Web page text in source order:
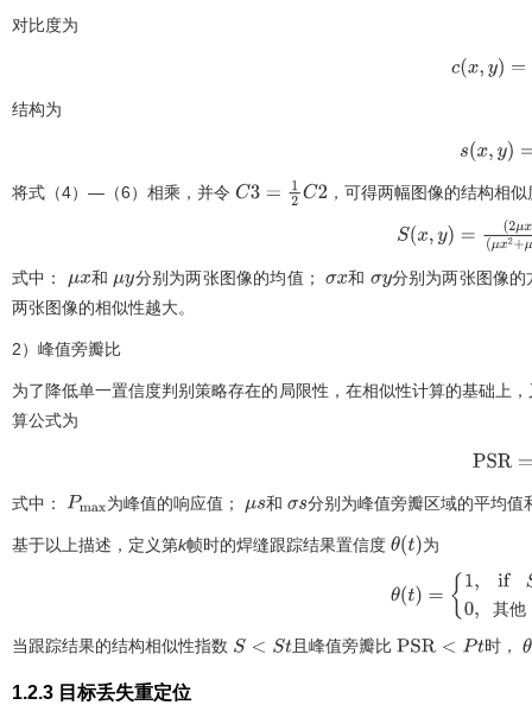
对比度为
c(x,y )=2 σx
结构为
s(x,y )=σx
将式（4）—（6）相乘，并令 C3= 12 C2 ，可得两幅图像的结构相似
S(x,y)= 2μx·μ
(μx2+μy2+C1
式中： μx 和 μy 分别为两张图像的均值； σx和 σy分别为两张图像的
两张图像的相似性越大。
2）峰值旁瓣比
为了降低单一置信度判别策略存在的局限性，在相似性计算的基础上
算公式为
PSR
μ
式中： Pmax为峰值的响应值； μs和 σs分别为峰值旁瓣区域的平均
基于以上描述，定义第k帧时的焊缝跟踪结果置信度 θ(t) 为
其他
θ(t)= 1, i <St,P
当跟踪结果的结构相似性指数 S< St 且峰值旁瓣比 PSR< Pt 时， θ
1.2.3 目标丢失重定位